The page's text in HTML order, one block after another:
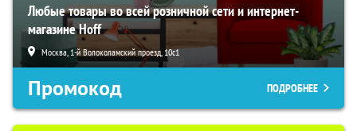
Любые товары во всей розничной сети и интернет-
магазине Hoff
Москва, 1-й Волоколамский проезд, 10с1
Промокод ПОДРОБНЕЕ